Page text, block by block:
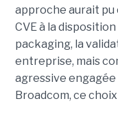
approche aurait
CVE à la
packaging, la
entreprise, mais
agressive
Broadcom, ce